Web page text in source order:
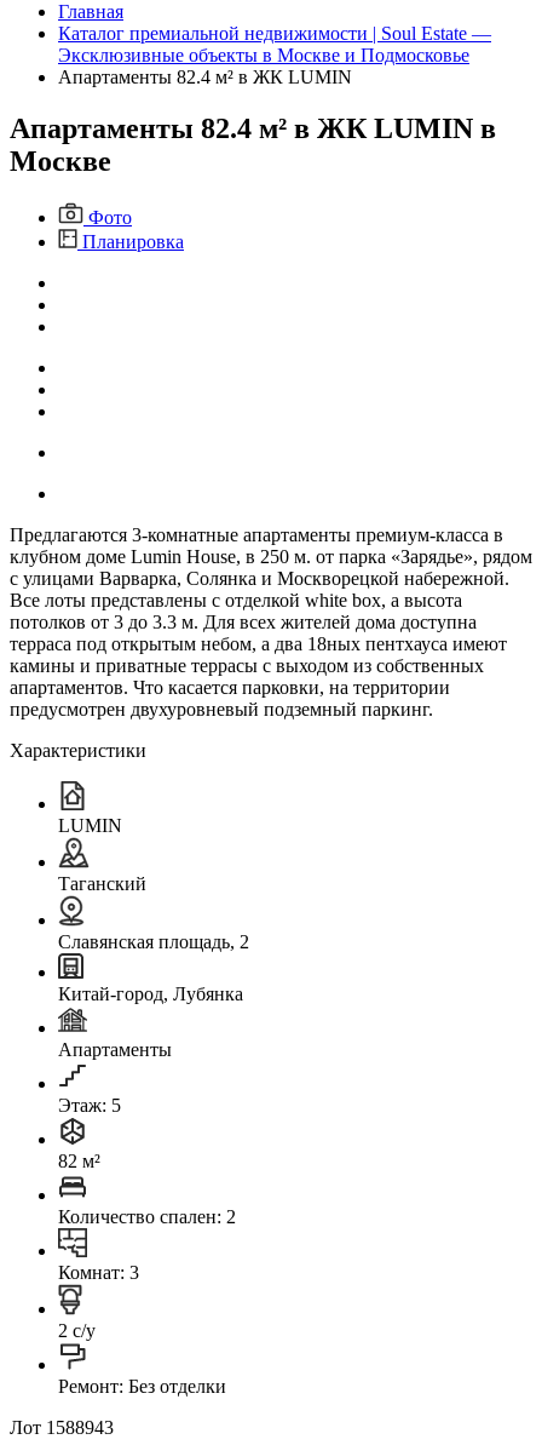
Главная
Каталог премиальной недвижимости | Soul Estate —
Эксклюзивные объекты в Москве и Подмосковье
Апартаменты 82.4 м² в ЖК LUMIN
Апартаменты 82.4 м² в ЖК LUMIN в
Москве
Фото
Планировка
Предлагаются 3-комнатные апартаменты премиум-класса в
клубном доме Lumin House, в 250 м. от парка «Зарядье», рядом
с улицами Варварка, Солянка и Москворецкой набережной.
Все лоты представлены с отделкой white box, а высота
потолков от 3 до 3.3 м. Для всех жителей дома доступна
терраса под открытым небом, а два 18ных пентхауса имеют
камины и приватные террасы с выходом из собственных
апартаментов. Что касается парковки, на территории
предусмотрен двухуровневый подземный паркинг.
Характеристики
LUMIN
Таганский
Славянская площадь, 2
Китай-город, Лубянка
Апартаменты
Этаж: 5
82 м²
Количество спален: 2
Комнат: 3
2 с/у
Ремонт: Без отделки
Лот 1588943